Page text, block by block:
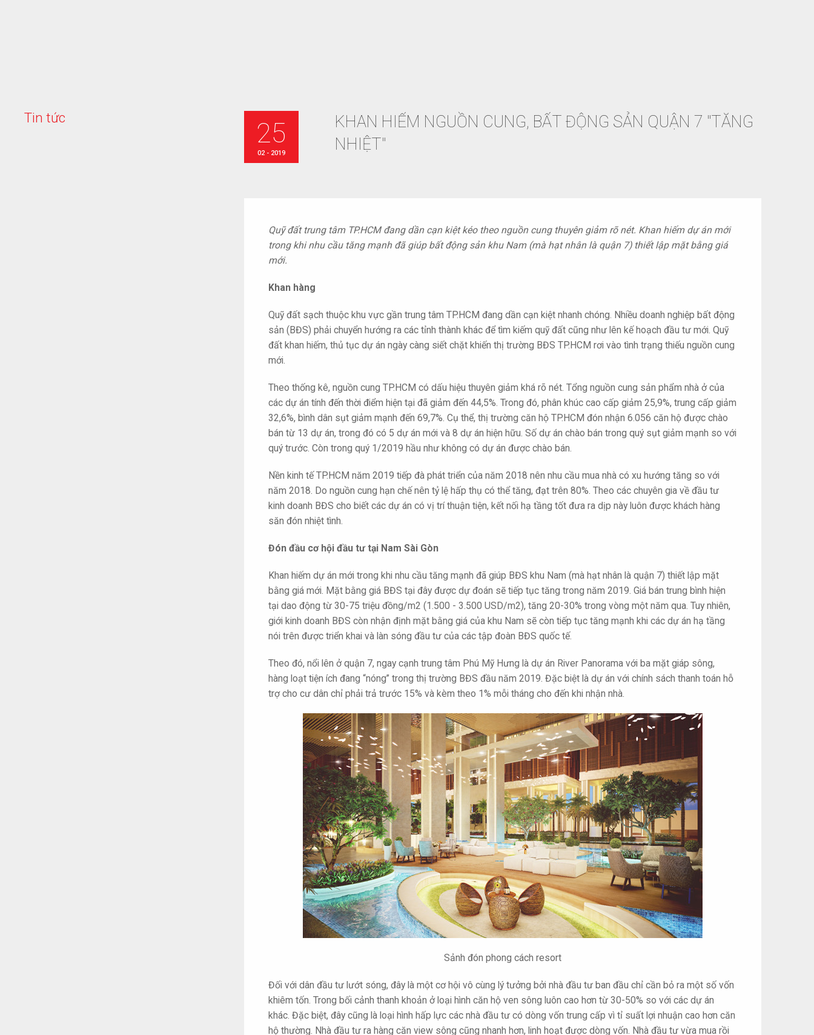
Tin tức
KHAN HIẾM NGUỒN CUNG, BẤT ĐỘNG SẢN QUẬN 7 "TĂNG
NHIỆT"
25
02 - 2019
Quỹ đất trung tâm TP.HCM đang dần cạn kiệt kéo theo nguồn cung thuyên giảm rõ nét. Khan hiếm dự án mới
trong khi nhu cầu tăng mạnh đã giúp bất động sản khu Nam (mà hạt nhân là quận 7) thiết lập mặt bằng giá
mới.
Khan hàng
Quỹ đất sạch thuộc khu vực gần trung tâm TP.HCM đang dần cạn kiệt nhanh chóng. Nhiều doanh nghiệp bất động
sản (BĐS) phải chuyển hướng ra các tỉnh thành khác để tìm kiếm quỹ đất cũng như lên kế hoạch đầu tư mới. Quỹ
đất khan hiếm, thủ tục dự án ngày càng siết chặt khiến thị trường BĐS TP.HCM rơi vào tình trạng thiếu nguồn cung
mới.
Theo thống kê, nguồn cung TP.HCM có dấu hiệu thuyên giảm khá rõ nét. Tổng nguồn cung sản phẩm nhà ở của
các dự án tính đến thời điểm hiện tại đã giảm đến 44,5%. Trong đó, phân khúc cao cấp giảm 25,9%, trung cấp giảm
32,6%, bình dân sụt giảm mạnh đến 69,7%. Cụ thể, thị trường căn hộ TP.HCM đón nhận 6.056 căn hộ được chào
bán từ 13 dự án, trong đó có 5 dự án mới và 8 dự án hiện hữu. Số dự án chào bán trong quý sụt giảm mạnh so với
quý trước. Còn trong quý 1/2019 hầu như không có dự án được chào bán.
Nền kinh tế TP.HCM năm 2019 tiếp đà phát triển của năm 2018 nên nhu cầu mua nhà có xu hướng tăng so với
năm 2018. Do nguồn cung hạn chế nên tỷ lệ hấp thụ có thể tăng, đạt trên 80%. Theo các chuyên gia về đầu tư
kinh doanh BĐS cho biết các dự án có vị trí thuận tiện, kết nối hạ tầng tốt đưa ra dịp này luôn được khách hàng
săn đón nhiệt tình.
Đón đầu cơ hội đầu tư tại Nam Sài Gòn
Khan hiếm dự án mới trong khi nhu cầu tăng mạnh đã giúp BĐS khu Nam (mà hạt nhân là quận 7) thiết lập mặt
bằng giá mới. Mặt bằng giá BĐS tại đây được dự đoán sẽ tiếp tục tăng trong năm 2019. Giá bán trung bình hiện
tại dao động từ 30-75 triệu đồng/m2 (1.500 - 3.500 USD/m2), tăng 20-30% trong vòng một năm qua. Tuy nhiên,
giới kinh doanh BĐS còn nhận định mặt bằng giá của khu Nam sẽ còn tiếp tục tăng mạnh khi các dự án hạ tầng
nói trên được triển khai và làn sóng đầu tư của các tập đoàn BĐS quốc tế.
Theo đó, nổi lên ở quận 7, ngay cạnh trung tâm Phú Mỹ Hưng là dự án River Panorama với ba mặt giáp sông,
hàng loạt tiện ích đang “nóng” trong thị trường BĐS đầu năm 2019. Đặc biệt là dự án với chính sách thanh toán hỗ
trợ cho cư dân chỉ phải trả trước 15% và kèm theo 1% mỗi tháng cho đến khi nhận nhà.
Sảnh đón phong cách resort
Đối với dân đầu tư lướt sóng, đây là một cơ hội vô cùng lý tưởng bởi nhà đầu tư ban đầu chỉ cần bỏ ra một số vốn
khiêm tốn. Trong bối cảnh thanh khoản ở loại hình căn hộ ven sông luôn cao hơn từ 30-50% so với các dự án
khác. Đặc biệt, đây cũng là loại hình hấp lực các nhà đầu tư có dòng vốn trung cấp vì tỉ suất lợi nhuận cao hơn căn
hộ thường. Nhà đầu tư ra hàng căn view sông cũng nhanh hơn, linh hoạt được dòng vốn. Nhà đầu tư vừa mua rồi